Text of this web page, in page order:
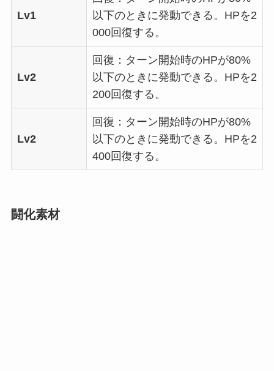
Lv1
以下のときに発動できる。HPを2
000回復する。
Lv2
回復：ターン開始時のHPが80%
以下のときに発動できる。HPを2
200回復する。
Lv2
回復：ターン開始時のHPが80%
以下のときに発動できる。HPを2
400回復する。
闘化素材